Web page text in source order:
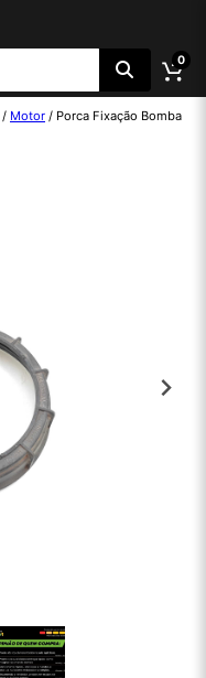
0
/ Motor / Porca Fixação Bomba